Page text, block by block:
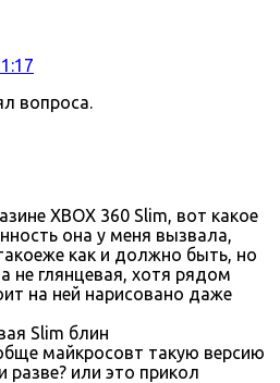
вопроса.
XBOX 360 Slim, вот какое
она у меня вызвала,
как и должно быть, но
не глянцевая, хотя рядом
на ней нарисовано даже
Slim блин
майкросовт такую версию
разве? или это прикол